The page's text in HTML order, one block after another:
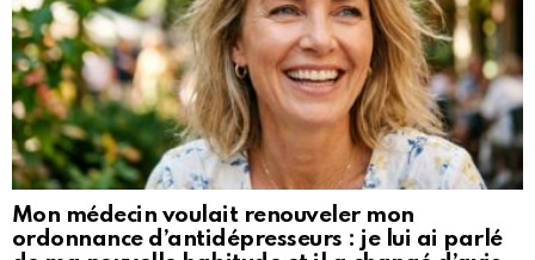
Mon médecin voulait renouveler mon
ordonnance d’antidépresseurs : je lui ai parlé